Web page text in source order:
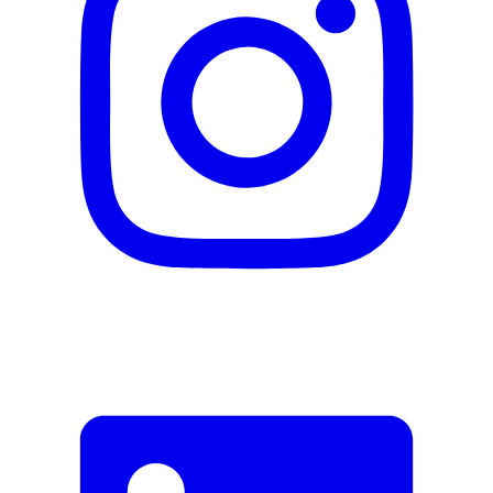
Description
Adresse e-mail (facultatif)
Fermer le formulaire
Envoyer
Signaler des données erronées